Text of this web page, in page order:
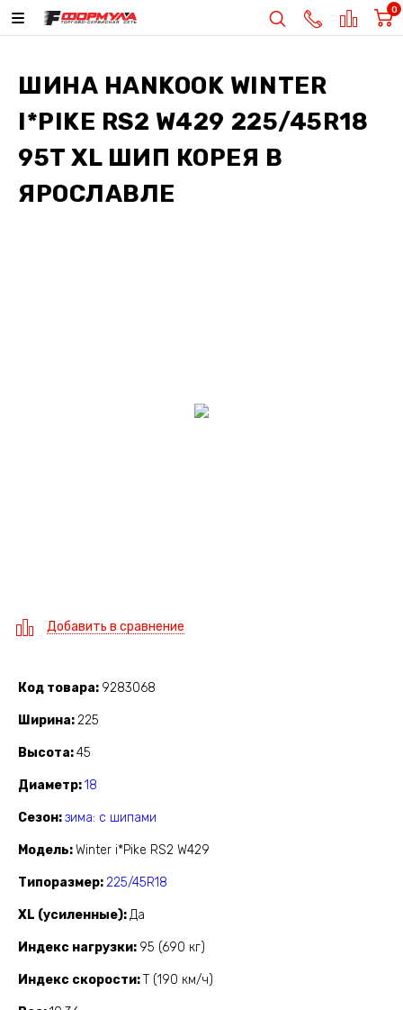
0
ШИНА HANKOOK WINTER
I*PIKE RS2 W429 225/45R18
95T XL ШИП КОРЕЯ В
ЯРОСЛАВЛЕ
Добавить в сравнение
Код товара 9283068
Ширина 225
Высота 45
Диаметр 18
Сезон зима: с шипами
Модель Winter i*Pike RS2 W429
Типоразмер 225/45R18
XL (усиленные) Да
Индекс нагрузки 95 (690 кг)
Индекс скорости T (190 км/ч)